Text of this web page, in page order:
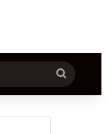
Arama
yap